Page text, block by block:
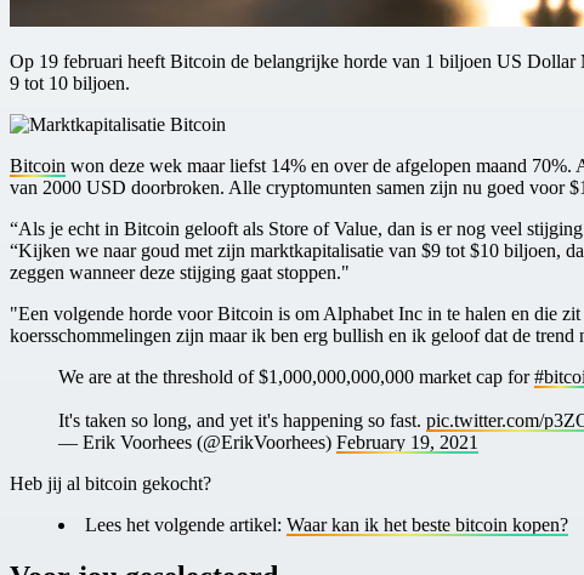
Op 19 februari heeft Bitcoin de belangrijke horde van 1 biljoen US
9 tot 10 biljoen.
Bitcoin won deze wek maar liefst 14% en over de afgelopen maand
van 2000 USD doorbroken. Alle cryptomunten samen zijn nu goed voor
“Als je echt in Bitcoin gelooft als Store of Value, dan is er nog veel
“Kijken we naar goud met zijn marktkapitalisatie van $9 tot $10 biljoen,
zeggen wanneer deze stijging gaat stoppen."
"Een volgende horde voor Bitcoin is om Alphabet Inc in te halen en die
koersschommelingen zijn maar ik ben erg bullish en ik geloof dat de
We are at the threshold of $1,000,000,000,000 market cap for
It's taken so long, and yet it's happening so fast. pic.twitter.com/
— Erik Voorhees (@ErikVoorhees) February 19, 2021
Heb jij al bitcoin gekocht?
Lees het volgende artikel: Waar kan ik het beste bitcoin kopen?